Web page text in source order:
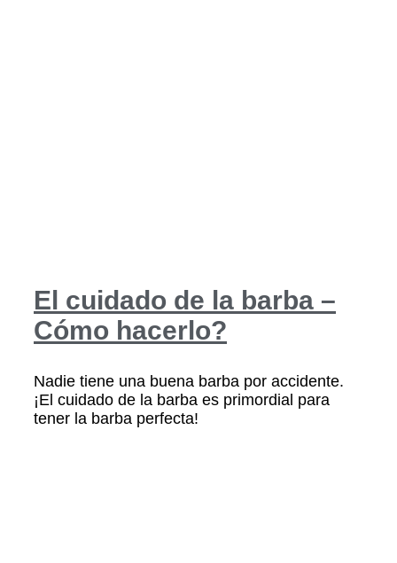
El cuidado de la barba –
Cómo hacerlo?
Nadie tiene una buena barba por accidente.
¡El cuidado de la barba es primordial para
tener la barba perfecta!